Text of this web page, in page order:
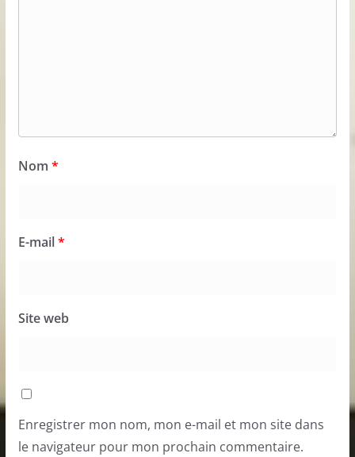
Nom *
E-mail*
Site web
Enregistrer mon nom, mon e-mail et mon site dans
le navigateur pour mon prochain commentaire.